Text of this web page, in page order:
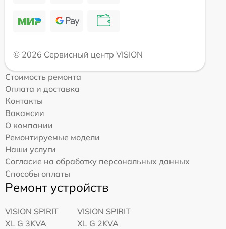
© 2026 Сервисный центр VISION
Стоимость ремонта
Оплата и доставка
Контакты
Вакансии
О компании
Ремонтируемые модели
Наши услуги
Согласие на обработку персональных данных
Способы оплаты
Ремонт устройств
VISION SPIRIT
XL G 3KVA
VISION SPIRIT
XL G 2KVA